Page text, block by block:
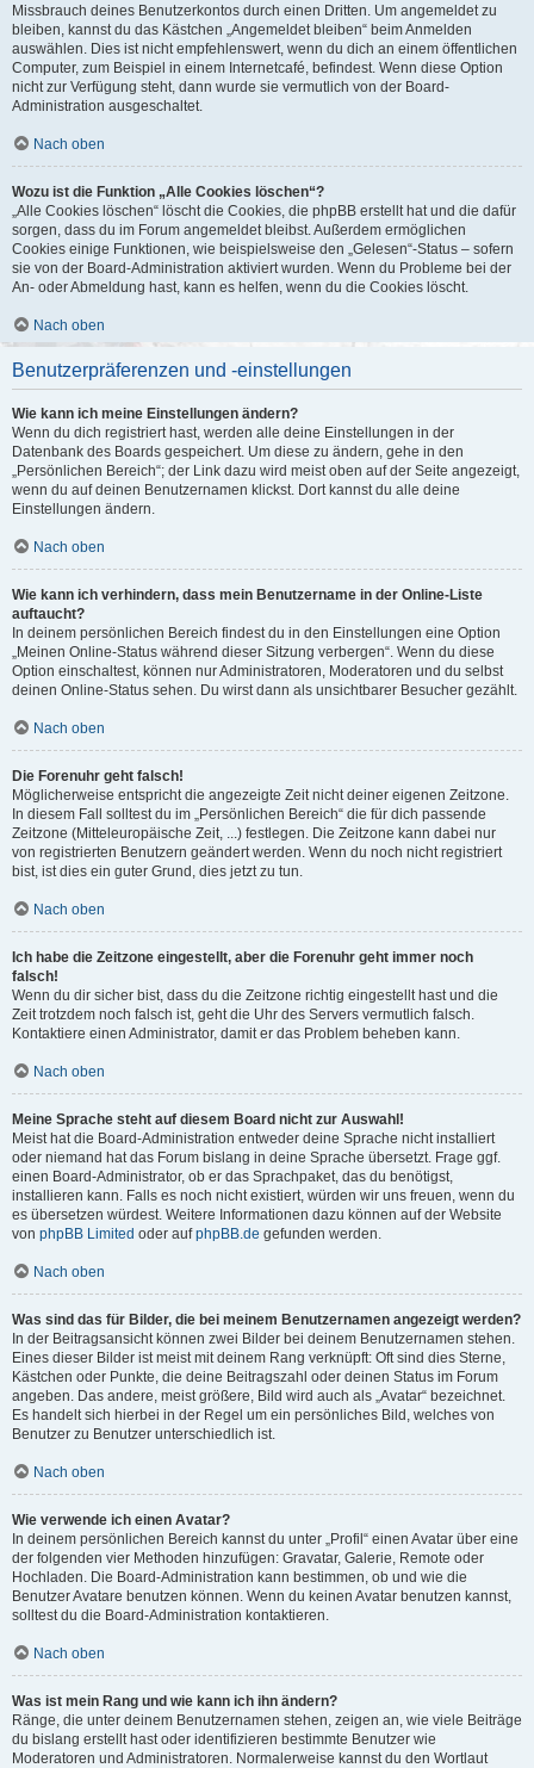
Missbrauch deines Benutzerkontos durch einen Dritten. Um angemeldet zu
bleiben, kannst du das Kästchen „Angemeldet bleiben“ beim Anmelden
auswählen. Dies ist nicht empfehlenswert, wenn du dich an einem öffentlichen
Computer, zum Beispiel in einem Internetcafé, befindest. Wenn diese Option
nicht zur Verfügung steht, dann wurde sie vermutlich von der Board-
Administration ausgeschaltet.
Nach oben
Wozu ist die Funktion „Alle Cookies löschen“?
„Alle Cookies löschen“ löscht die Cookies, die phpBB erstellt hat und die dafür
sorgen, dass du im Forum angemeldet bleibst. Außerdem ermöglichen
Cookies einige Funktionen, wie beispielsweise den „Gelesen“-Status – sofern
sie von der Board-Administration aktiviert wurden. Wenn du Probleme bei der
An- oder Abmeldung hast, kann es helfen, wenn du die Cookies löscht.
Nach oben
Benutzerpräferenzen und -einstellungen
Wie kann ich meine Einstellungen ändern?
Wenn du dich registriert hast, werden alle deine Einstellungen in der
Datenbank des Boards gespeichert. Um diese zu ändern, gehe in den
„Persönlichen Bereich“; der Link dazu wird meist oben auf der Seite angezeigt,
wenn du auf deinen Benutzernamen klickst. Dort kannst du alle deine
Einstellungen ändern.
Nach oben
Wie kann ich verhindern, dass mein Benutzername in der Online-Liste
auftaucht?
In deinem persönlichen Bereich findest du in den Einstellungen eine Option
„Meinen Online-Status während dieser Sitzung verbergen“. Wenn du diese
Option einschaltest, können nur Administratoren, Moderatoren und du selbst
deinen Online-Status sehen. Du wirst dann als unsichtbarer Besucher gezählt.
Nach oben
Die Forenuhr geht falsch!
Möglicherweise entspricht die angezeigte Zeit nicht deiner eigenen Zeitzone.
In diesem Fall solltest du im „Persönlichen Bereich“ die für dich passende
Zeitzone (Mitteleuropäische Zeit, ...) festlegen. Die Zeitzone kann dabei nur
von registrierten Benutzern geändert werden. Wenn du noch nicht registriert
bist, ist dies ein guter Grund, dies jetzt zu tun.
Nach oben
Ich habe die Zeitzone eingestellt, aber die Forenuhr geht immer noch
falsch!
Wenn du dir sicher bist, dass du die Zeitzone richtig eingestellt hast und die
Zeit trotzdem noch falsch ist, geht die Uhr des Servers vermutlich falsch.
Kontaktiere einen Administrator, damit er das Problem beheben kann.
Nach oben
Meine Sprache steht auf diesem Board nicht zur Auswahl!
Meist hat die Board-Administration entweder deine Sprache nicht installiert
oder niemand hat das Forum bislang in deine Sprache übersetzt. Frage ggf.
einen Board-Administrator, ob er das Sprachpaket, das du benötigst,
installieren kann. Falls es noch nicht existiert, würden wir uns freuen, wenn du
es übersetzen würdest. Weitere Informationen dazu können auf der Website
von phpBB Limited oder aufphpBB.de gefunden werden.
Nach oben
Was sind das für Bilder, die bei meinem Benutzernamen angezeigt werden?
In der Beitragsansicht können zwei Bilder bei deinem Benutzernamen stehen.
Eines dieser Bilder ist meist mit deinem Rang verknüpft: Oft sind dies Sterne,
Kästchen oder Punkte, die deine Beitragszahl oder deinen Status im Forum
angeben. Das andere, meist größere, Bild wird auch als „Avatar“ bezeichnet.
Es handelt sich hierbei in der Regel um ein persönliches Bild, welches von
Benutzer zu Benutzer unterschiedlich ist.
Nach oben
Wie verwende ich einen Avatar?
In deinem persönlichen Bereich kannst du unter „Profil“ einen Avatar über eine
der folgenden vier Methoden hinzufügen: Gravatar, Galerie, Remote oder
Hochladen. Die Board-Administration kann bestimmen, ob und wie die
Benutzer Avatare benutzen können. Wenn du keinen Avatar benutzen kannst,
solltest du die Board-Administration kontaktieren.
Nach oben
Was ist mein Rang und wie kann ich ihn ändern?
Ränge, die unter deinem Benutzernamen stehen, zeigen an, wie viele Beiträge
du bislang erstellt hast oder identifizieren bestimmte Benutzer wie
Moderatoren und Administratoren. Normalerweise kannst du den Wortlaut